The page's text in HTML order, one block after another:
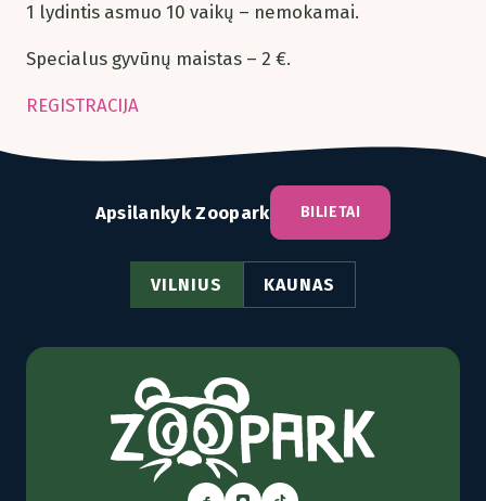
1 lydintis asmuo 10 vaikų – nemokamai.
Specialus gyvūnų maistas – 2 €.
REGISTRACIJA
Apsilankyk Zoopark BILIETAI
VILNIUS KAUNAS